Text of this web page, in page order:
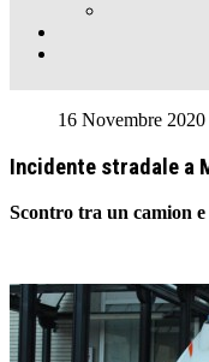
16 Novembre 2020
Incidente stradale a
Scontro tra un camion